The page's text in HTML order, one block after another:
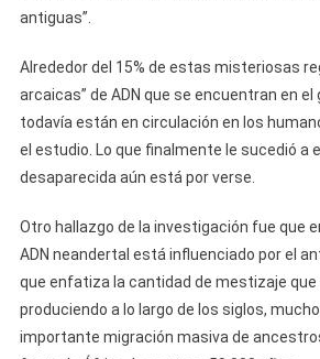
antiguas”.
Alrededor del 15% de estas misteriosas
arcaicas” de ADN que se encuentran en el
todavía están en circulación en los
el estudio. Lo que finalmente le sucedió a
desaparecida aún está por verse.
Otro hallazgo de la investigación fue que
ADN neandertal está influenciado por el
que enfatiza la cantidad de mestizaje
produciendo a lo largo de los siglos,
importante migración masiva de